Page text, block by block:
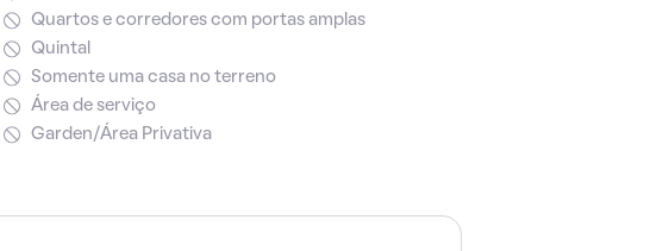
Quartos e corredores com portas amplas
Quintal
Somente uma casa no terreno
Área de serviço
Garden/Área Privativa